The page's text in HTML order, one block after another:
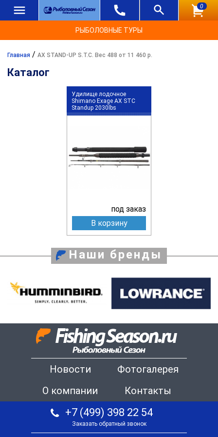
0
РЫБОЛОВНЫЕ ТУРЫ
Главная / AX STAND-UP S.T.C. Вес 488 от 11 460 р.
Каталог
Удилище лодочное
Shimano Exage AX STC
Standup 2030lbs
под заказ
В корзину
Наши бренды
Новости
Фотогалерея
О компании
Контакты
+7 (499) 398 22 54
Заказать обратный звонок